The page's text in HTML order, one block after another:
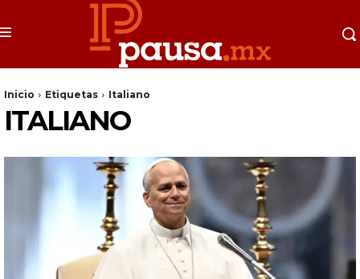
Inicio Etiquetas Italiano
ITALIANO